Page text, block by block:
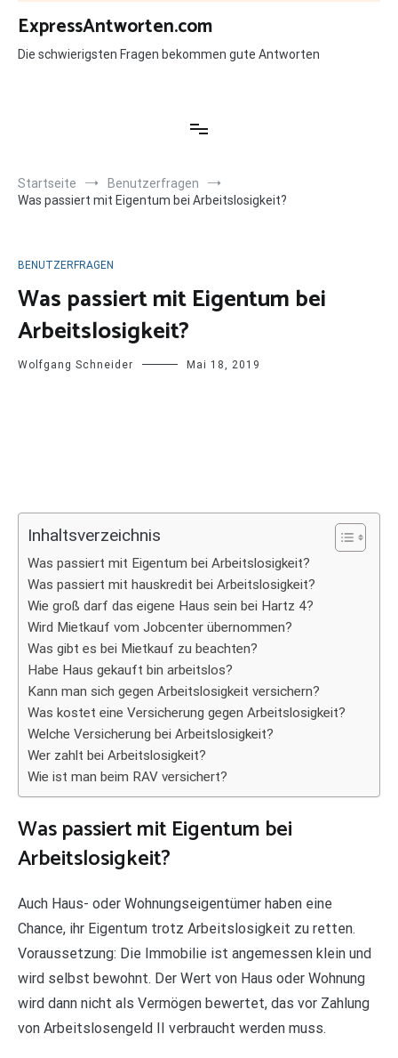
Zum
Inhalt
springen
ExpressAntworten.com
Die schwierigsten Fragen bekommen gute Antworten
Startseite
Benutzerfragen
Was passiert mit Eigentum bei Arbeitslosigkeit?
BENUTZERFRAGEN
Was passiert mit Eigentum bei
Arbeitslosigkeit?
Wolfgang Schneider Mai 18, 2019
Inhaltsverzeichnis
Was passiert mit Eigentum bei Arbeitslosigkeit?
Was passiert mit hauskredit bei Arbeitslosigkeit?
Wie groß darf das eigene Haus sein bei Hartz 4?
Wird Mietkauf vom Jobcenter übernommen?
Was gibt es bei Mietkauf zu beachten?
Habe Haus gekauft bin arbeitslos?
Kann man sich gegen Arbeitslosigkeit versichern?
Was kostet eine Versicherung gegen Arbeitslosigkeit?
Welche Versicherung bei Arbeitslosigkeit?
Wer zahlt bei Arbeitslosigkeit?
Wie ist man beim RAV versichert?
Was passiert mit Eigentum bei
Arbeitslosigkeit?
Auch Haus- oder Wohnungseigentümer haben eine
Chance, ihr Eigentum trotz Arbeitslosigkeit zu retten.
Voraussetzung: Die Immobilie ist angemessen klein und
wird selbst bewohnt. Der Wert von Haus oder Wohnung
wird dann nicht als Vermögen bewertet, das vor Zahlung
von Arbeitslosengeld II verbraucht werden muss.